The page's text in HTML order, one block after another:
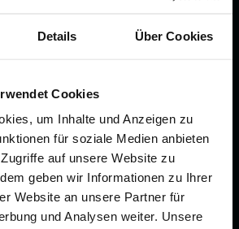
Details Über Cookies
Cookies
um Inhalte und Anzeigen zu
für soziale Medien anbieten
auf unsere Website zu
geben wir Informationen zu Ihrer
Website an unsere Partner für
und Analysen weiter. Unsere
Online-Portal
Kostenlos registrieren